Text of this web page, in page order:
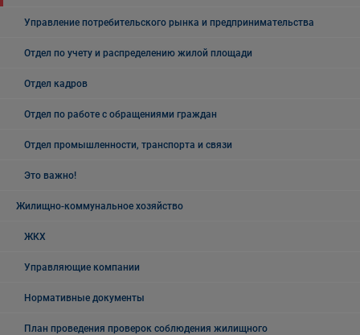
Управление потребительского рынка и предпринимательства
Отдел по учету и распределению жилой площади
Отдел кадров
Отдел по работе с обращениями граждан
Отдел промышленности, транспорта и связи
Это важно!
Жилищно-коммунальное хозяйство
ЖКХ
Управляющие компании
Нормативные документы
План проведения проверок соблюдения жилищного